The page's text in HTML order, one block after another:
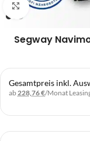
Klick zum
Segway
Gesamtpreis inkl.
ab228,76 €/Monat